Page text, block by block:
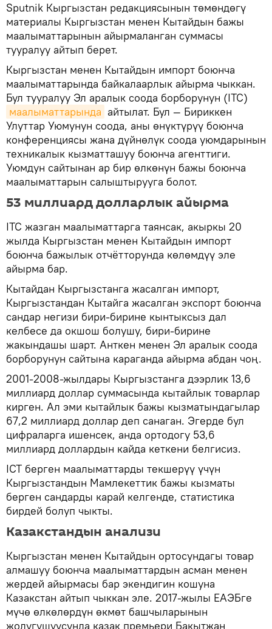
Sputnik Кыргызстан редакциясынын төмөндөгү
материалы Кыргызстан менен Кытайдын бажы
маалыматтарынын айырмаланган суммасы
тууралуу айтып берет.
Кыргызстан менен Кытайдын импорт боюнча
маалыматтарында байкалаарлык айырма чыккан.
Бул тууралуу Эл аралык соода борборунун (ITC)
маалыматтарында айтылат. Бул — Бириккен
Улуттар Уюмунун соода, аны өнүктүрүү боюнча
конференциясы жана дүйнөлүк соода уюмдарынын
техникалык кызматташуу боюнча агенттиги.
Уюмдун сайтынан ар бир өлкөнүн бажы боюнча
маалыматтарын салыштырууга болот.
53 миллиард долларлык айырма
ITC жазган маалыматтарга таянсак, акыркы 20
жылда Кыргызстан менен Кытайдын импорт
боюнча бажылык отчётторунда көлөмдүү эле
айырма бар.
Кытайдан Кыргызстанга жасалган импорт,
Кыргызстандан Кытайга жасалган экспорт боюнча
сандар негизи бири-бирине кынтыксыз дал
келбесе да окшош болушу, бири-бирине
жакындашы шарт. Анткен менен Эл аралык соода
борборунун сайтына караганда айырма абдан чоң.
2001-2008-жылдары Кыргызстанга дээрлик 13,6
миллиард доллар суммасында кытайлык товарлар
кирген. Ал эми кытайлык бажы кызматындагылар
67,2 миллиард доллар деп санаган. Эгерде бул
цифраларга ишенсек, анда ортодогу 53,6
миллиард доллардын кайда кеткени белгисиз.
ICT берген маалыматтарды текшерүү үчүн
Кыргызстандын Мамлекеттик бажы кызматы
берген сандарды карай келгенде, статистика
бирдей болуп чыкты.
Казакстандын анализи
Кыргызстан менен Кытайдын ортосундагы товар
алмашуу боюнча маалыматтардын асман менен
жердей айырмасы бар экендигин кошуна
Казакстан айтып чыккан эле. 2017-жылы ЕАЭБге
мүчө өлкөлөрдүн өкмөт башчыларынын
жолугушуусунда казак премьери Бакытжан